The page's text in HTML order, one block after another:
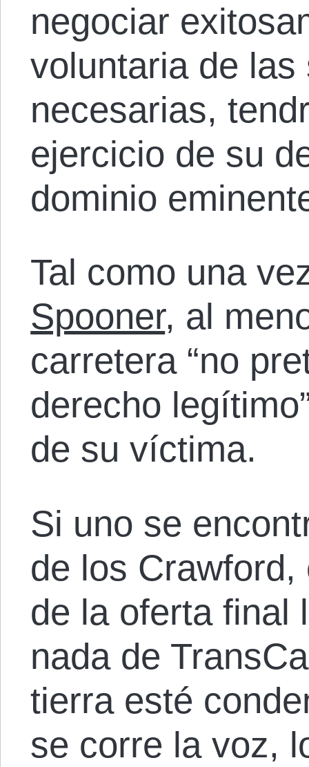
negociar
voluntaria de
necesarias,
ejercicio de su
dominio
Tal como una
Spooner, al
carretera “no
derecho
de su víctima.
Si uno se
de los
de la oferta final
nada de
tierra esté
se corre la voz,